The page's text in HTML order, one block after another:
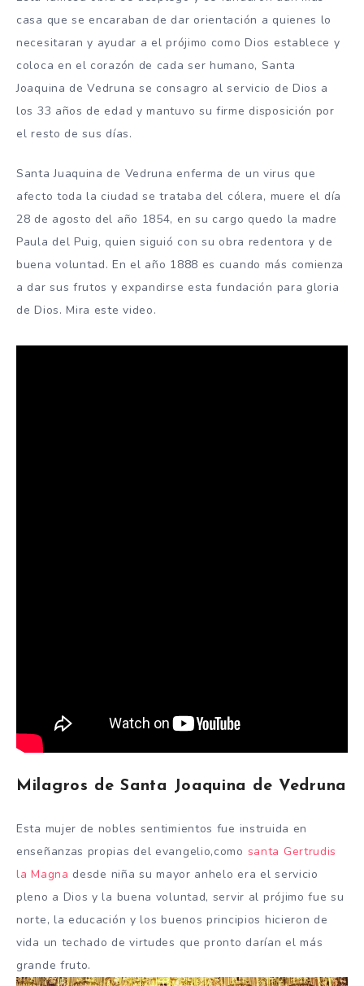
casa que se encaraban de dar orientación a quienes lo
necesitaran y ayudar a el prójimo como Dios establece y
coloca en el corazón de cada ser humano, Santa
Joaquina de Vedruna se consagro al servicio de Dios a
los 33 años de edad y mantuvo su firme disposición por
el resto de sus días.
Santa Juaquina de Vedruna enferma de un virus que
afecto toda la ciudad se trataba del cólera, muere el día
28 de agosto del año 1854, en su cargo quedo la madre
Paula del Puig, quien siguió con su obra redentora y de
buena voluntad. En el año 1888 es cuando más comienza
a dar sus frutos y expandirse esta fundación para gloria
de Dios. Mira este video.
Milagros de Santa Joaquina de Vedruna
Esta mujer de nobles sentimientos fue instruida en
enseñanzas propias del evangelio,como santa Gertrudis
la Magna desde niña su mayor anhelo era el servicio
pleno a Dios y la buena voluntad, servir al prójimo fue su
norte, la educación y los buenos principios hicieron de
vida un techado de virtudes que pronto darían el más
grande fruto.